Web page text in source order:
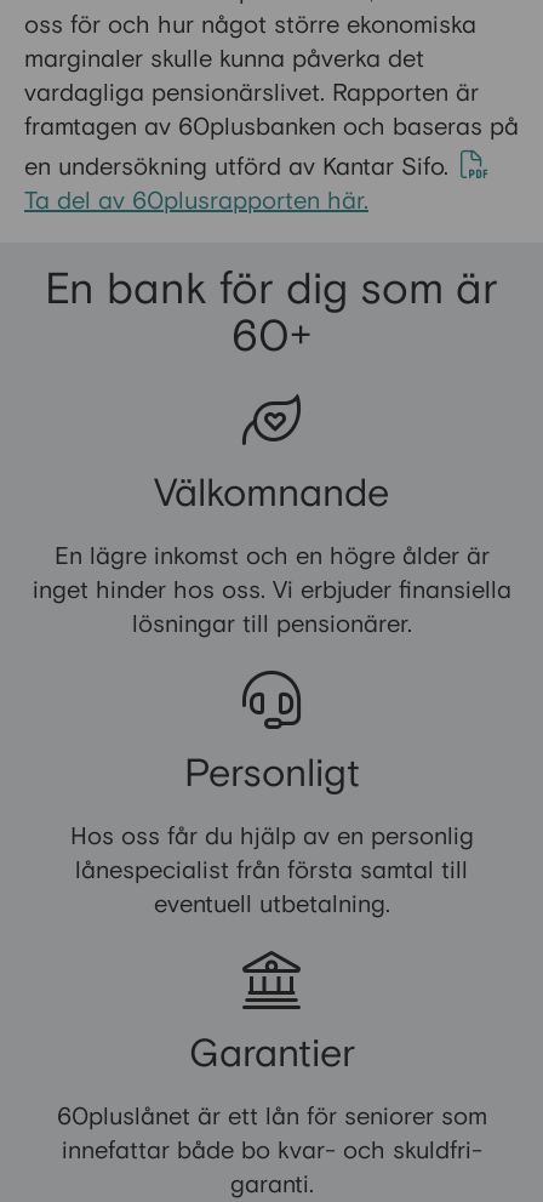
oss för och hur något större ekonomiska
marginaler skulle kunna påverka det
vardagliga pensionärslivet. Rapporten är
framtagen av 60plusbanken och baseras på
en undersökning utförd av Kantar Sifo.
Ta del av 60plusrapporten här.
En bank för dig som är
60+
Välkomnande
En lägre inkomst och en högre ålder är
inget hinder hos oss. Vi erbjuder finansiella
lösningar till pensionärer.
Personligt
Hos oss får du hjälp av en personlig
lånespecialist från första samtal till
eventuell utbetalning.
Garantier
60pluslånet är ett lån för seniorer som
innefattar både bo kvar- och skuldfri-
garanti.